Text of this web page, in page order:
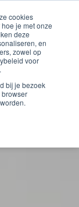
cookies
je met onze
deze
en
zowel op
voor
bij je bezoek